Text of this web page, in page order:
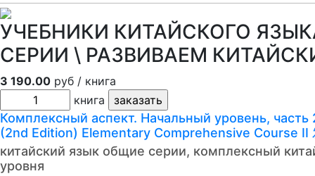
УЧЕБНИКИ КИТАЙСКОГО
СЕРИИ \ РАЗВИВАЕМ
3 190.00 руб / книга
книга
Комплексный аспект. Начальный уровень,
(2nd Edition) Elementary Comprehensive Course II
китайский язык общие серии, комплексный
уровня